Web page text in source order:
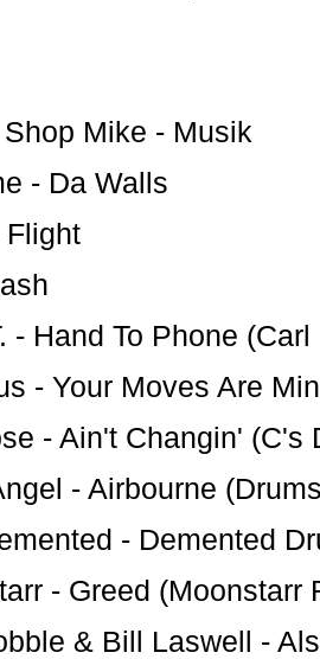
Mike - Musik
- Da Walls
Flight
- Hand To Phone
- Your Moves Are
- Ain't Changin' (C's
- Airbourne
- Demented
- Greed (Moonstarr
& Bill Laswell -